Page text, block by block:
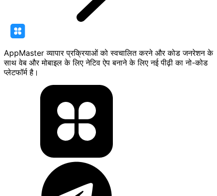
AppMaster व्यापार प्रक्रियाओं को स्वचालित करने और कोड जनरेशन के
साथ वेब और मोबाइल के लिए नेटिव ऐप बनाने के लिए नई पीढ़ी का नो-कोड
प्लेटफॉर्म है।